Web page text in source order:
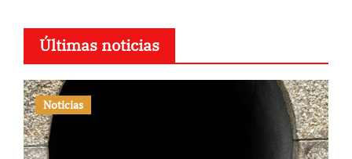
Últimas noticias
Noticias